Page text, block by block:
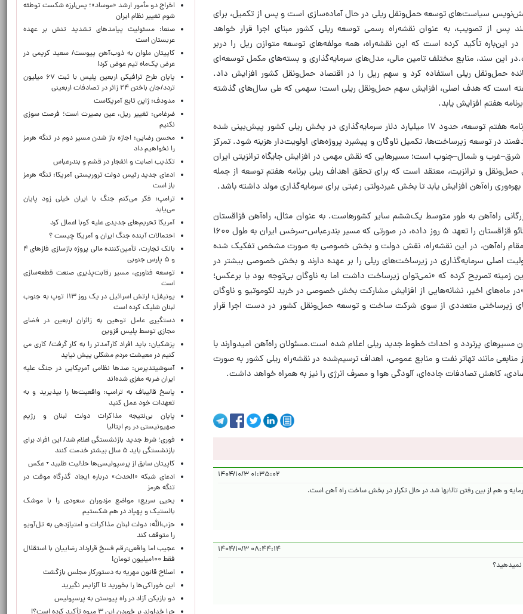
سیاست‌های توسعه حمل‌ونقل ریلی در حال آماده‌سازی است و پس از تکمیل، برای
پس از تصویب، به‌ عنوان نقشه‌راه رسمی توسعه ریلی کشور مبنای اجرا قرار خواهد
این‌باره تأکید کرده است که این نقشه‌راه، همه مولفه‌های توسعه متوازن ریل را دربر
سند، منابع مختلف تامین مالی، مدل‌های سرمایه‌گذاری و بسته‌های مکمل توسعه‌ای
حمل‌ونقل ریلی استفاده کرد و سهم ریل را در اقتصاد حمل‌ونقل کشور افزایش داد.
است که هدف اصلی، افزایش سهم حمل‌ونقل ریلی است؛ سهمی که طی سال‌های گذشته
هفتم افزایش یابد.
برآوردهای انجام‌شده نشان می‌دهد که در افق برنامه هفتم توسعه، حدود ۱۷ میلیارد دلار سرمایه‌گذاری در بخش ریلی کشور پیش‌بینی شده
در توسعه زیرساخت‌ها، تکمیل ناوگان و پیشبرد پروژه‌های اولویت‌دار هزینه شود. تمرکز
شرق–غرب و شمال–جنوب است؛ مسیرهایی که نقش مهمی در افزایش جایگاه ترانزیتی ایران
حمل‌ونقل و ترانزیت، معتقد است که برای تحقق اهداف ریلی برنامه هفتم توسعه از جمله
راه‌آهن به طور متوسط یک‌ششم سایر کشورهاست. به عنوان مثال، راه‌آهن قزاقستان
(KTZ )، مسیر ۳۶۰۰ کیلومتری مویتنی به بندر آکتائو قزاقستان را تعهد ۵ روز داده، در صورتی که مسیر بندرعباس-سرخس ایران به طول ۱۶۰۰
گفته قائم‌مقام راه‌آهن، در این نقشه‌راه، نقش دولت و بخش خصوصی به ‌صورت مشخص تفکیک شده
اصلی سرمایه‌گذاری در زیرساخت‌های ریلی را بر عهده دارند و بخش خصوصی بیشتر در
زمینه تصریح کرده که «نمی‌توان زیرساخت داشت اما به ناوگان بی‌توجه بود یا برعکس؛
ماه‌های اخیر، نشانه‌هایی از افزایش مشارکت بخش خصوصی در خرید لکوموتیو و ناوگان
زیرساختی متعددی از سوی شرکت ساخت و توسعه حمل‌ونقل کشور در دست اجرا قرار
مسیرهای پرتردد و احداث خطوط جدید ریلی اعلام شده است.مسئولان راه‌آهن امیدوارند با
مانند تهاتر نفت و منابع عمومی، اهداف ترسیم‌شده در نقشه‌راه ریلی کشور به ‌صورت
کاهش تصادفات جاده‌ای، آلودگی هوا و مصرف انرژی را نیز به همراه خواهد داشت.
۰۱:۳۵:۰۲ ۱۴۰۴/۱۰/۳
و هم از بین رفتن تالابها شد در حال تکرار در بخش ساخت راه آهن است.
۰۸:۴۴:۱۴ ۱۴۰۴/۱۰/۳
نمیدهید؟
اخراج دو مأمور ارشد «موساد»؛ پس‌لرزه شکست توطئه
شوم تغییر نظام ایران
صنعا: مسئولیت پیامدهای تشدید تنش بر عهده
عربستان است
کاپیتان ملوان به ذوب‌آهن پیوست/ سعید کریمی در
عرض یک‌ماه تیم عوض کرد!
پایان طرح ترافیکی اربعین پلیس با ثبت ۶۷ میلیون
تردد/جان باختن ۲۴ زائر در تصادفات اربعینی
مدودف: ژاپن تابع آمریکاست
ضرغامی: تغییر ریل، عین بصیرت است؛ فرصت سوزی
نکنیم
محسن رضایی: اجازه باز شدن مسیر دوم در تنگه هرمز
را نخواهیم داد
تکذیب اصابت و انفجار در قشم و بندرعباس
ادعای جدید رئیس دولت تروریستی آمریکا: تنگه هرمز
باز است
ترامپ: فکر می‌کنم جنگ با ایران خیلی زود پایان
می‌یابد
آمریکا تحریم‌های جدیدی علیه کوبا اعمال کرد
احتمالات آینده جنگ ایران و آمریکا چیست ؟
بانک تجارت، تأمین‌کننده مالی پروژه بازسازی فازهای ۴
و ۵ پارس جنوبی
توسعه فناوری، مسیر رقابت‌پذیری صنعت قطعه‌سازی
است
یونیفل: ارتش اسرائیل در یک روز ۱۱۳ توپ به جنوب
لبنان شلیک کرده است
دستگیری عامل توهین به زائران اربعین در فضای
مجازی توسط پلیس قزوین
پزشکیان: باید افراد کارآمدتر را به کار گرفت/ کاری می
کنیم در معیشت مردم مشکلی پیش نیاید
آسوشیتدپرس: صدها نظامی آمریکایی در جنگ علیه
ایران ضربه مغزی شده‌اند
پاسخ قالیباف به ترامپ: واقعیت‌ها را بپذیرید و به
تعهدات خود عمل کنید
پایان بی‌نتیجه مذاکرات دولت لبنان و رژیم
صهیونیستی در رم ایتالیا
فوری؛ شرط جدید بازنشستگی اعلام شد/ این افراد برای
بازنشستگی باید ۵ سال بیشتر خدمت کنند
کاپیتان سابق از پرسپولیسی‌ها حلالیت طلبید + عکس
ادعای شبکه «الحدث» درباره ایجاد گذرگاه موقت در
تنگه هرمز
یحیی سریع: مواضع مزدوران سعودی را با موشک
بالستیک و پهپاد در هم شکستیم
حزب‌الله: دولت لبنان مذاکرات و امتیازدهی به تل‌آویو
را متوقف کند
عجیب اما واقعی:رقم فسخ قرارداد رضاییان با استقلال
فقط ۱۰۰میلیون تومان!
اصلاح قانون مهریه به دستورکار مجلس بازگشت
این خوراکی‌ها را بخورید تا آلزایمر نگیرید
دو بازیکن آزاد در راه پیوستن به پرسپولیس